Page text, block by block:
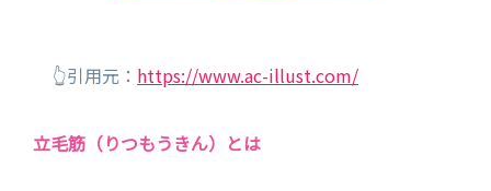
👆引用元： https://www.ac-illust.com/
立毛筋（りつもうきん）とは